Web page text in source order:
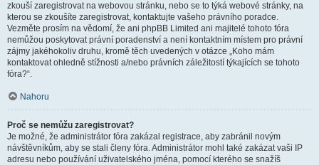
zkouší zaregistrovat na webovou stránku, nebo se to týká webové stránky, na
kterou se zkoušíte zaregistrovat, kontaktujte vašeho právního poradce.
Vezměte prosím na vědomí, že ani phpBB Limited ani majitelé tohoto fóra
nemůžou poskytovat právní poradenství a není kontaktním místem pro právní
zájmy jakéhokoliv druhu, kromě těch uvedených v otázce „Koho mám
kontaktovat ohledně stížnosti a/nebo právních záležitostí týkajících se tohoto
fóra?“.
Nahoru
Proč se nemůžu zaregistrovat?
Je možné, že administrátor fóra zakázal registrace, aby zabránil novým
návštěvníkům, aby se stali členy fóra. Administrátor mohl také zakázat vaši IP
adresu nebo používání uživatelského jména, pomocí kterého se snažíš